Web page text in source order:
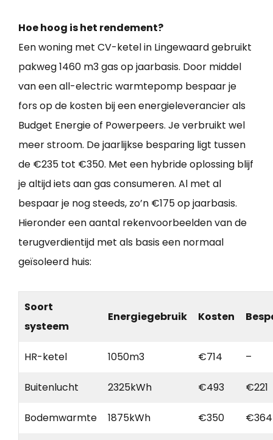
Hoe hoog is het rendement?
Een woning met CV-ketel in Lingewaard gebruikt
pakweg 1460 m3 gas op jaarbasis. Door middel
van een all-electric warmtepomp bespaar je
fors op de kosten bij een energieleverancier als
Budget Energie of Powerpeers. Je verbruikt wel
meer stroom. De jaarlijkse besparing ligt tussen
de €235 tot €350. Met een hybride oplossing blijf
je altijd iets aan gas consumeren. Al met al
bespaar je nog steeds, zo’n €175 op jaarbasis.
Hieronder een aantal rekenvoorbeelden van de
terugverdientijd met als basis een normaal
geïsoleerd huis:
Soort
systeem
Energiegebruik Kosten
HR-ketel 1050m3 €714 –
Buitenlucht 2325kWh €493 €221
Bodemwarmte 1875kWh €350 €364